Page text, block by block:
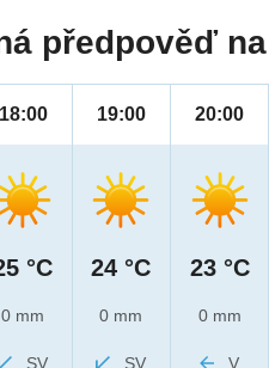
předpověď
18:00
°C
0 mm
SV
19:00
24 °C
0 mm
SV
20:00
23 °C
0 mm
V